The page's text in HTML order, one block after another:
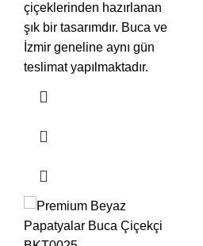
çiçeklerinden hazırlanan
şık bir tasarımdır. Buca ve
İzmir geneline aynı gün
teslimat yapılmaktadır.